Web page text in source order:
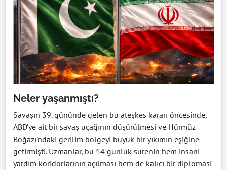
Neler yaşanmıştı?
Savaşın 39. gününde gelen bu ateşkes kararı öncesinde,
ABD’ye ait bir savaş uçağının düşürülmesi ve Hürmüz
Boğazı'ndaki gerilim bölgeyi büyük bir yıkımın eşiğine
getirmişti. Uzmanlar, bu 14 günlük sürenin hem insani
yardım koridorlarının açılması hem de kalıcı bir diplomasi